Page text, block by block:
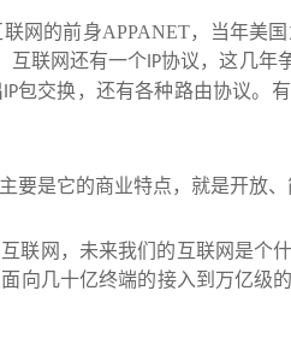
网的前身APPANET，当年美
互联网还有一个 IP协议，这几年
IP包交换，还有各种路由协议。
要是它的商业特点，就是开放、
联网，未来我们的互联网是个
向几十亿终端的接入到万亿